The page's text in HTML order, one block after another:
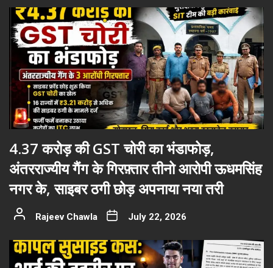
4.37 करोड़ की GST चोरी का भंडाफोड़,
अंतरराज्यीय गैंग के गिरफ़्तार तीनो आरोपी ऊधमसिंह
नगर के, साइबर ठगी छोड़ अपनाया नया तरी
Rajeev Chawla July 22, 2026